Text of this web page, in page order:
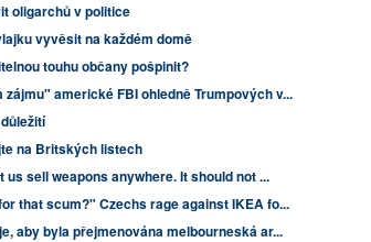
oligarchů v politice
vyvěsit na každém domě
touhu občany pošpinit?
americké FBI ohledně Trumpových v...
na Britských listech
sell weapons anywhere. It should not ...
that scum?" Czechs rage against IKEA fo...
aby byla přejmenována melbourneská ar...